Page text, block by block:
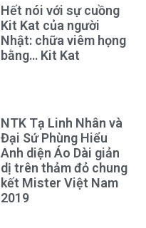
Hết nói với sự cuồng
Kit Kat của người
Nhật: chữa viêm họng
bằng… Kit Kat
NTK Tạ Linh Nhân và
Đại Sứ Phùng Hiểu
Anh diện Áo Dài giản
dị trên thảm đỏ chung
kết Mister Việt Nam
2019